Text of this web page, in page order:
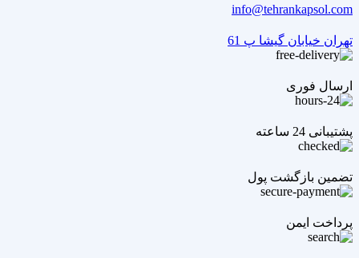
info@tehrankapsol.com
تهران خیابان گیشا پ 61
ارسال فوری
پشتیبانی 24 ساعته
تضمین بازگشت پول
پرداخت ایمن